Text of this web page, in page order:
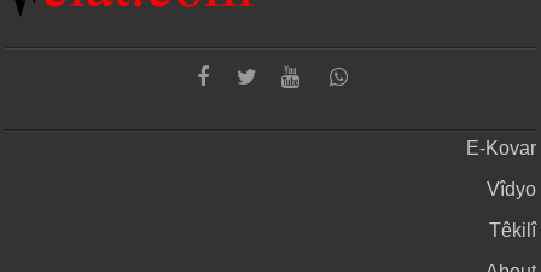
E-Kovar
Vîdyo
Têkilî